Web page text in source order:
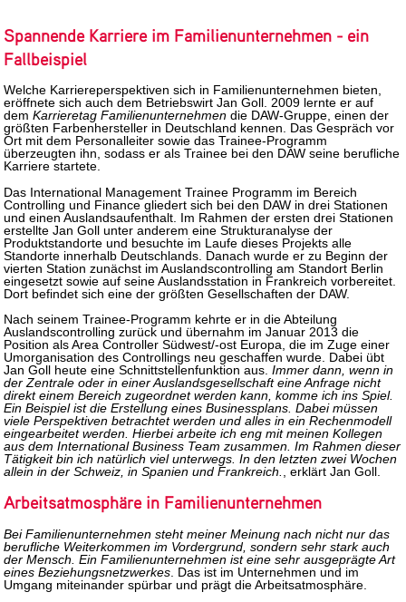
Spannende Karriere im Familienunternehmen - ein
Fallbeispiel
Welche Karriereperspektiven sich in Familienunternehmen bieten,
eröffnete sich auch dem Betriebswirt Jan Goll. 2009 lernte er auf
demKarrieretag Familienunternehmen die DAW-Gruppe, einen der
größten Farbenhersteller in Deutschland kennen. Das Gespräch vor
Ort mit dem Personalleiter sowie das Trainee-Programm
überzeugten ihn, sodass er als Trainee bei den DAW seine berufliche
Karriere startete.
Das International Management Trainee Programm im Bereich
Controlling und Finance gliedert sich bei den DAW in drei Stationen
und einen Auslandsaufenthalt. Im Rahmen der ersten drei Stationen
erstellte Jan Goll unter anderem eine Strukturanalyse der
Produktstandorte und besuchte im Laufe dieses Projekts alle
Standorte innerhalb Deutschlands. Danach wurde er zu Beginn der
vierten Station zunächst im Auslandscontrolling am Standort Berlin
eingesetzt sowie auf seine Auslandsstation in Frankreich vorbereitet.
Dort befindet sich eine der größten Gesellschaften der DAW.
Nach seinem Trainee-Programm kehrte er in die Abteilung
Auslandscontrolling zurück und übernahm im Januar 2013 die
Position als Area Controller Südwest/-ost Europa, die im Zuge einer
Umorganisation des Controllings neu geschaffen wurde. Dabei übt
Jan Goll heute eine Schnittstellenfunktion aus.Immer dann, wenn in
der Zentrale oder in einer Auslandsgesellschaft eine Anfrage nicht
direkt einem Bereich zugeordnet werden kann, komme ich ins Spiel.
Ein Beispiel ist die Erstellung eines Businessplans. Dabei müssen
viele Perspektiven betrachtet werden und alles in ein Rechenmodell
eingearbeitet werden. Hierbei arbeite ich eng mit meinen Kollegen
aus dem International Business Team zusammen. Im Rahmen dieser
Tätigkeit bin ich natürlich viel unterwegs. In den letzten zwei Wochen
allein in der Schweiz, in Spanien und Frankreich.
, erklärt Jan Goll.
Arbeitsatmosphäre in Familienunternehmen
Bei Familienunternehmen steht meiner Meinung nach nicht nur das
berufliche Weiterkommen im Vordergrund, sondern sehr stark auch
der Mensch. Ein Familienunternehmen ist eine sehr ausgeprägte Art
eines Beziehungsnetzwerkes . Das ist im Unternehmen und im
Umgang miteinander spürbar und prägt die Arbeitsatmosphäre.